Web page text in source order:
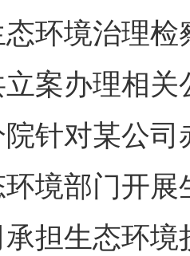
环境治理
案办理相
针对某公
境部门开
担生态环